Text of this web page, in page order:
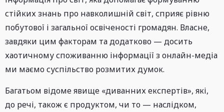
стійких знань про навколишній світ, сприяє рівню
побутової і загальної освіченості громадян. Власне,
завдяки цим факторам та додатково — досить
хаотичному споживанню інформації з онлайн-медіа
ми маємо суспільство розмитих думок.
Багатьом відоме явище «диванних експертів», які,
до речі, також є продуктом, чи то — наслідком,